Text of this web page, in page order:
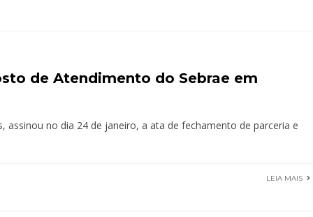
de Atendimento do Sebrae em
assinou no dia 24 de janeiro, a ata de fechamento de parceria e
LEIA MAIS